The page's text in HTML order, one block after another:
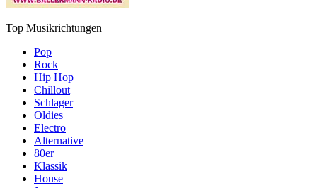
Top Musikrichtungen
Pop
Rock
Hip Hop
Chillout
Schlager
Oldies
Electro
Alternative
80er
Klassik
House